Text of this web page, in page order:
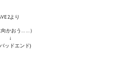
より
向かおう……）
↓
ッドエンド)